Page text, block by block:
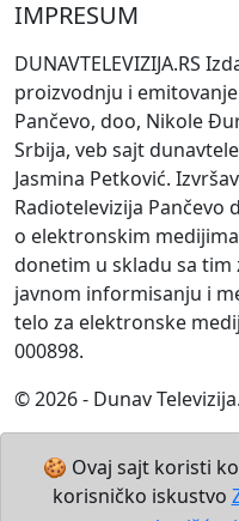
IMPRESUM
DUNAVTELEVIZIJA.RS
proizvodnju i
Pančevo, doo, Nikole
Srbija, veb sajt
Jasmina Petković.
Radiotelevizija Pančevo
o elektronskim
donetim u skladu sa tim
javnom informisanju i
telo za elektronske
000898.
© 2026 - Dunav
🍪 Ovaj sajt koristi
korisničko iskustvo